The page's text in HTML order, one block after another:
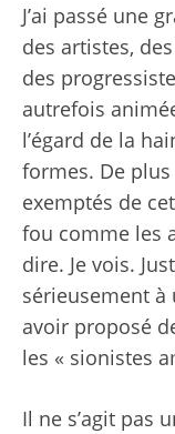
J’ai passé une
des artistes,
des
autrefois
l’égard de la
formes. De
exemptés de
fou comme les
dire. Je vois.
sérieusement
avoir proposé
les « sionistes
Il ne s’agit pas